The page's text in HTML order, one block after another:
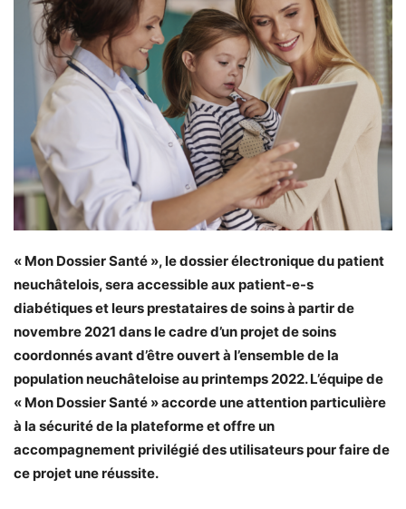
« Mon Dossier Santé », le dossier électronique du patient
neuchâtelois, sera accessible aux patient-e-s
diabétiques et leurs prestataires de soins à partir de
novembre 2021 dans le cadre d’un projet de soins
coordonnés avant d’être ouvert à l’ensemble de la
population neuchâteloise au printemps 2022. L’équipe de
« Mon Dossier Santé » accorde une attention particulière
à la sécurité de la plateforme et offre un
accompagnement privilégié des utilisateurs pour faire de
ce projet une réussite.